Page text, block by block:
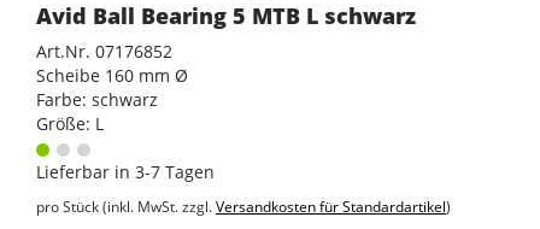
Avid Ball Bearing 5 MTB L schwarz
Art.Nr. 07176852
Scheibe 160 mm Ø
Farbe: schwarz
Größe: L
Lieferbar in 3-7 Tagen
pro Stück (inkl. MwSt. zzgl.Versandkosten für Standardartikel)